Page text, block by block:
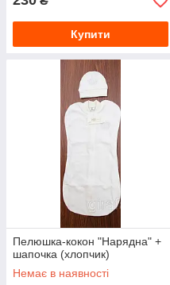
Купити
Пелюшка-кокон "Нарядна" +
шапочка (хлопчик)
Немає в наявності